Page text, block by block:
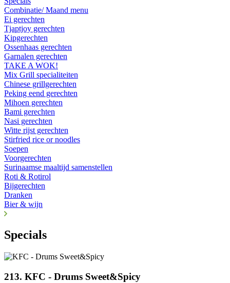
Combinatie/ Maand menu
Ei gerechten
Tjaptjoy gerechten
Kipgerechten
Ossenhaas gerechten
Garnalen gerechten
TAKE A WOK!
Mix Grill specialiteiten
Chinese grillgerechten
Peking eend gerechten
Mihoen gerechten
Bami gerechten
Nasi gerechten
Witte rijst gerechten
Stirfried rice or noodles
Soepen
Voorgerechten
Surinaamse maaltijd samenstellen
Roti & Rotirol
Bijgerechten
Dranken
Bier & wijn
Specials
213. KFC - Drums Sweet&Spicy